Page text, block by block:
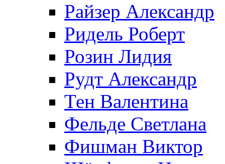
Райзер Александр
Ридель Роберт
Розин Лидия
Рудт Александр
Тен Валентина
Фельде Светлана
Фишман Виктор